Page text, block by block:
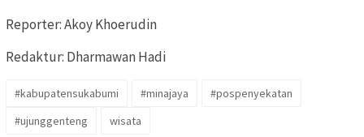
Reporter: Akoy Khoerudin
Redaktur: Dharmawan Hadi
#kabupatensukabumi #minajaya
#pospenyekatan
#ujunggenteng
wisata